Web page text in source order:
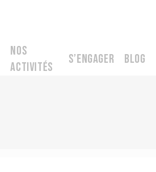
Nos
activités
S’engager Blog